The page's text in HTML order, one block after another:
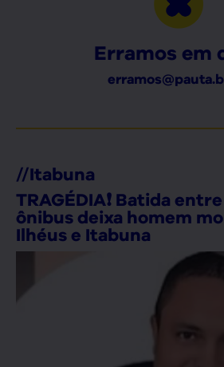
Erramos em
//Itabuna
TRAGÉDIA❗ Batida
ônibus deixa homem
Ilhéus e Itabuna